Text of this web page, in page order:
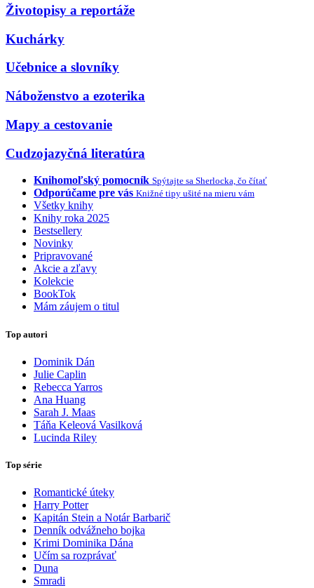
Životopisy a reportáže
Kuchárky
Učebnice a slovníky
Náboženstvo a ezoterika
Mapy a cestovanie
Cudzojazyčná literatúra
Knihomoľský pomocník Spýtajte sa Sherlocka, čo čítať
Odporúčame pre vás Knižné tipy ušité na mieru vám
Všetky knihy
Knihy roka 2025
Bestsellery
Novinky
Pripravované
Akcie a zľavy
Kolekcie
BookTok
Mám záujem o titul
Top autori
Dominik Dán
Julie Caplin
Rebecca Yarros
Ana Huang
Sarah J. Maas
Táňa Keleová Vasilková
Lucinda Riley
Top série
Romantické úteky
Harry Potter
Kapitán Stein a Notár Barbarič
Denník odvážneho bojka
Krimi Dominika Dána
Učím sa rozprávať
Duna
Smradi